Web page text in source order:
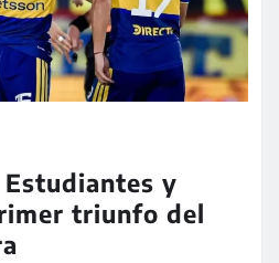
Estudiantes y
triunfo del